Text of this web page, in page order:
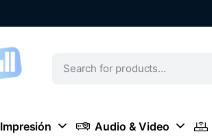
Impresión Audio & Video